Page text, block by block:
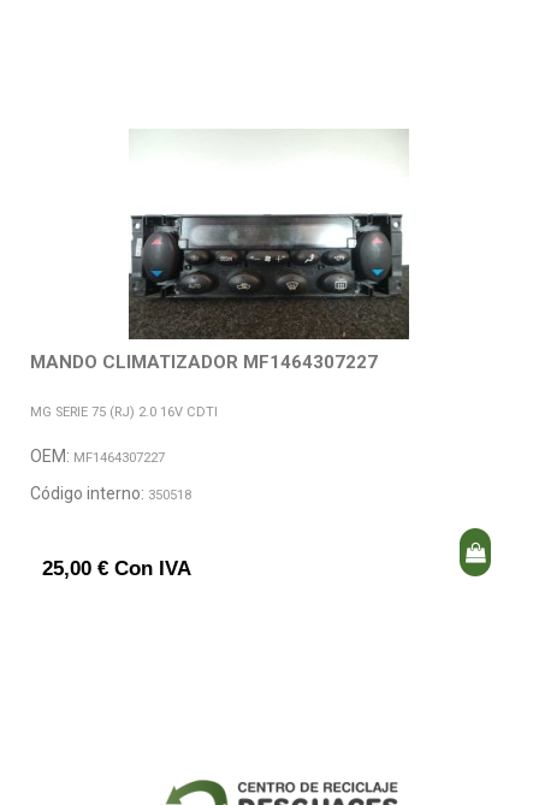
MANDO CLIMATIZADOR MF1464307227
MG SERIE 75 (RJ) 2.0 16V CDTI
OEM: MF1464307227
Código interno: 350518
25,00 € Con IVA